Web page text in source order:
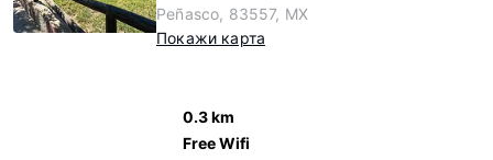
Peñasco, 83557, MX
Покажи карта
0.3 km
Free Wifi